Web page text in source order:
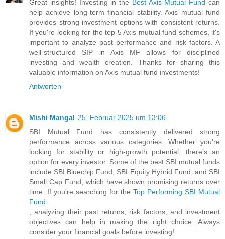
Great insights! Investing in the Best Axis Mutual Fund can
help achieve long-term financial stability. Axis mutual fund
provides strong investment options with consistent returns.
If you're looking for the top 5 Axis mutual fund schemes, it's
important to analyze past performance and risk factors. A
well-structured SIP in Axis MF allows for disciplined
investing and wealth creation. Thanks for sharing this
valuable information on Axis mutual fund investments!
Antworten
Mishi Mangal 25. Februar 2025 um 13:06
SBI Mutual Fund has consistently delivered strong
performance across various categories. Whether you're
looking for stability or high-growth potential, there’s an
option for every investor. Some of the best SBI mutual funds
include SBI Bluechip Fund, SBI Equity Hybrid Fund, and SBI
Small Cap Fund, which have shown promising returns over
time. If you're searching for the Top Performing SBI Mutual
Fund
, analyzing their past returns, risk factors, and investment
objectives can help in making the right choice. Always
consider your financial goals before investing!